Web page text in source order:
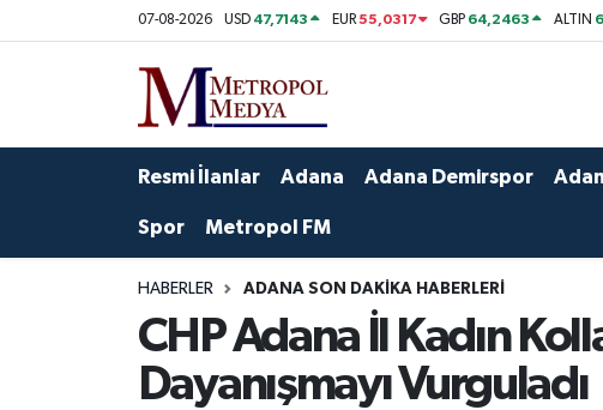
07-08-2026 USD 47,7143 EUR55,0317 GBP 64,2463 ALTIN
Resmi İlanlar Adana Adana Demirspor
Spor Metropol FM
HABERLER ADANA SON DAKIKA HABERLERI
CHP Adana İl Kadın
Dayanışmayı Vurguladı
Ekonomi
Özel Haberler
Yerel Yönetim
Yazarlar
Foto Galeri
Seyhan Nöbetçi Eczaneler
Seyhan Hava Durumu
Tüm Manşetler
Son Dakika Haberleri